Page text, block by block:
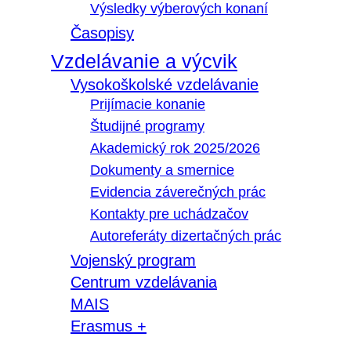
Výsledky výberových konaní
Časopisy
Vzdelávanie a výcvik
Vysokoškolské vzdelávanie
Prijímacie konanie
Študijné programy
Akademický rok 2025/2026
Dokumenty a smernice
Evidencia záverečných prác
Kontakty pre uchádzačov
Autoreferáty dizertačných prác
Vojenský program
Centrum vzdelávania
MAIS
Erasmus +